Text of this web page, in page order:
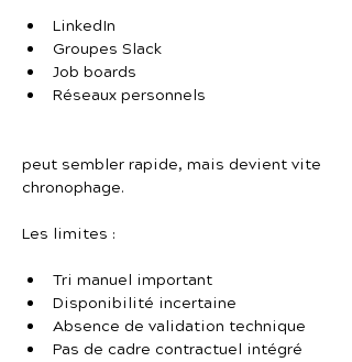
LinkedIn
Groupes Slack
Job boards
Réseaux personnels
peut sembler rapide, mais devient vite
chronophage.
Les limites :
Tri manuel important
Disponibilité incertaine
Absence de validation technique
Pas de cadre contractuel intégré